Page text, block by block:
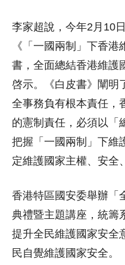
李家超說，今年2月10
《「一國兩制」下香
書，全面總結香港維護
啓示。《白皮書》闡明
全事務負有根本責任，
的憲制責任，必須以「
把握「一國兩制」下維
定維護國家主權、安全
香港特區國安委舉辦「
典禮暨主題講座，統籌
提升全民維護國家安全
民自覺維護國家安全。